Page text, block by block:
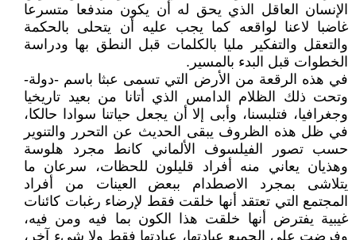
الإنسان العاقل الذي يحق له أن يكون مندفعا متسرعا
غاضبا لاعنا لواقعه كما يجب عليه أن يتحلى بالحكمة
والتعقل والتفكير مليا بالكلمات قبل النطق بها ودراسة
الخطوات قبل البدء بالمسير.
في هذه الرقعة من الأرض التي تسمى عبثا باسم -دولة-
وتحت ذلك الظلام الدامس الذي أتانا من بعيد تاريخيا
وجغرافيا، فتلبسنا، وأبى إلا أن يجعل حياتنا سوادا حالكا،
في ظل هذه الظروف يبقى الحديث عن التحرر والتنوير
حسب تصور الفيلسوف الألماني كانط مجرد هلوسة
وهذيان يعاني منه أفراد قليلون للحظات، سرعان ما
يتلاشى بمجرد الاصطدام ببعض العينات من أفراد
المجتمع التي تعتقد أنها خلقت فقط لإرضاء رغبات كائنات
غيبية يفترض أنها خلقت هذا الكون بما فيه ومن فيه،
وفرضت على الجميع عبادتها، عبادتها فقط ولا شيء آخر،